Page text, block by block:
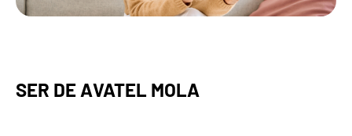
SER DE AVATEL MOLA